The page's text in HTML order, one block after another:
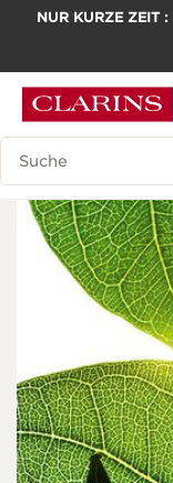
NUR KURZE ZEIT :
Legende suchen